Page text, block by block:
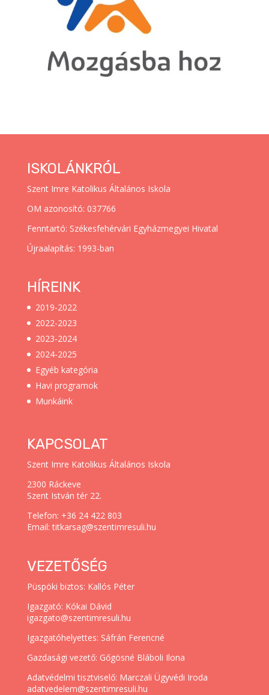
ISKOLÁNKRÓL
Szent Imre Katolikus Általános Iskola
OM azonosító: 037766
Fenntartó: Székesfehérvári Egyházmegyei Hivatal
Újraalapítás: 1993-ban
HÍREINK
2019-2022
2022-2023
2023-2024
2024-2025
Egyéb kategória
Havi programok
Munkáink
KAPCSOLAT
Szent Imre Katolikus Általános Iskola
2300 Ráckeve
Szent István tér 22.
Telefon: +36 24 422 803
Email: titkarsag@szentimresuli.hu
VEZETŐSÉG
Püspöki biztos: Kallós Péter
Igazgató: Kókai Dávid
igazgato@szentimresuli.hu
Igazgatóhelyettes: Sáfrán Ferencné
Gazdasági vezető: Gőgösné Bláboli Ilona
Adatvédelmi tisztviselő: Marczali Ügyvédi Iroda
adatvedelem@szentimresuli.hu